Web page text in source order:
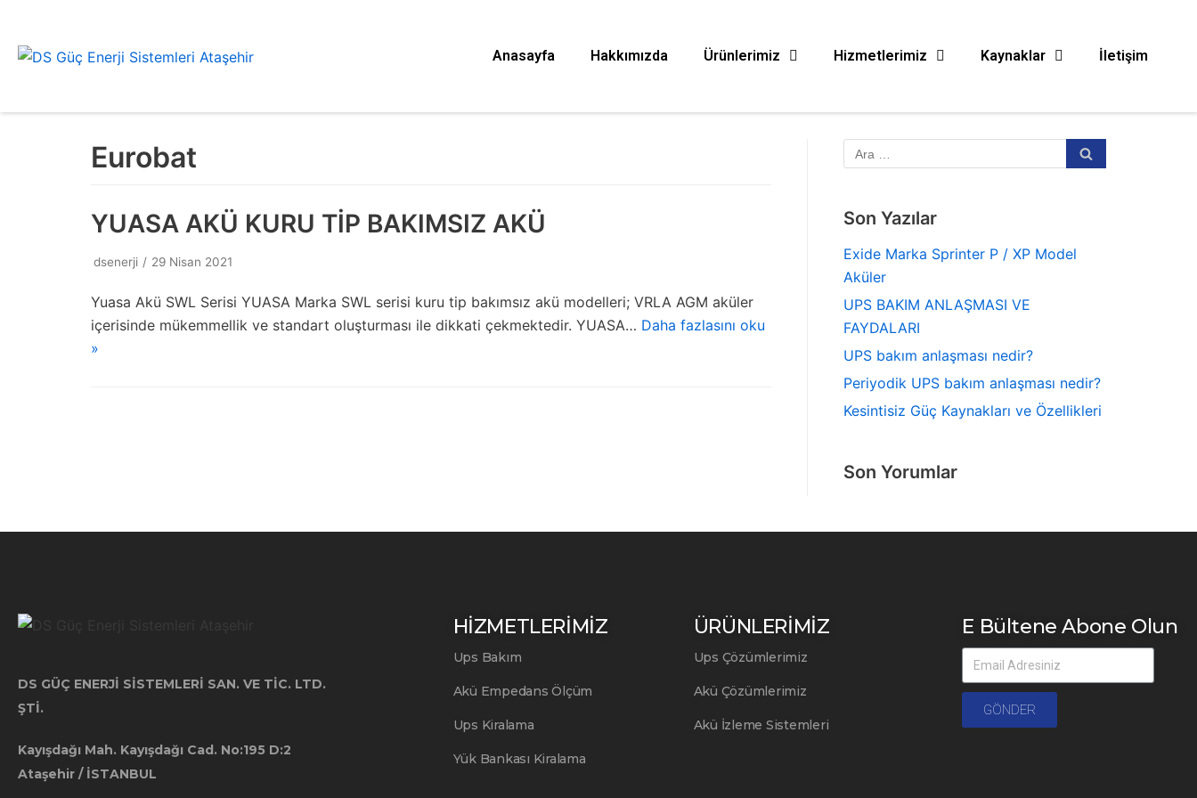
İçeriğe
Anasayfa Hakkımızda Ürünlerimiz Hizmetlerimiz Kaynaklar İletişim
Eurobat
YUASA AKÜ KURU TİP BAKIMSIZ AKÜ
dsenerji 29 Nisan 2021
Yuasa Akü SWL Serisi YUASA Marka SWL serisi kuru tip bakımsız akü modelleri; VRLA AGM aküler
içerisinde mükemmellik ve standart oluşturması ile dikkati çekmektedir. YUASA… Daha fazlasını oku
»
Son Yazılar
Exide Marka Sprinter P / XP Model
Aküler
UPS BAKIM ANLAŞMASI VE
FAYDALARI
UPS bakım anlaşması nedir?
Periyodik UPS bakım anlaşması nedir?
Kesintisiz Güç Kaynakları ve Özellikleri
Son Yorumlar
DS GÜÇ ENERJİ SİSTEMLERİ SAN. VE TİC. LTD.
ŞTİ.
Kayışdağı Mah. Kayışdağı Cad. No:195 D:2
Ataşehir / İSTANBUL
HİZMETLERİMİZ
Ups Bakım
Akü Empedans Ölçüm
Ups Kiralama
Yük Bankası Kiralama
ÜRÜNLERİMİZ
Ups Çözümlerimiz
Akü Çözümlerimiz
Akü İzleme Sistemleri
E Bültene Abone Olun
GÖNDER